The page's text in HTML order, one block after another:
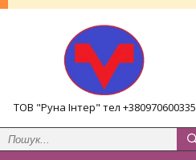
ТОВ "Руна Інтер" тел +380970600335